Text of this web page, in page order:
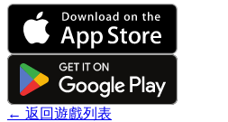
← 返回遊戲列表